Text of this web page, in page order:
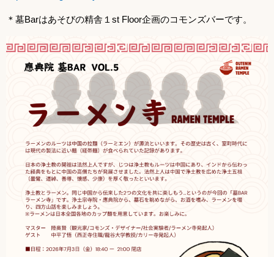
＊墓Barはあそびの精舎１st Floor企画のコモンズバーです。